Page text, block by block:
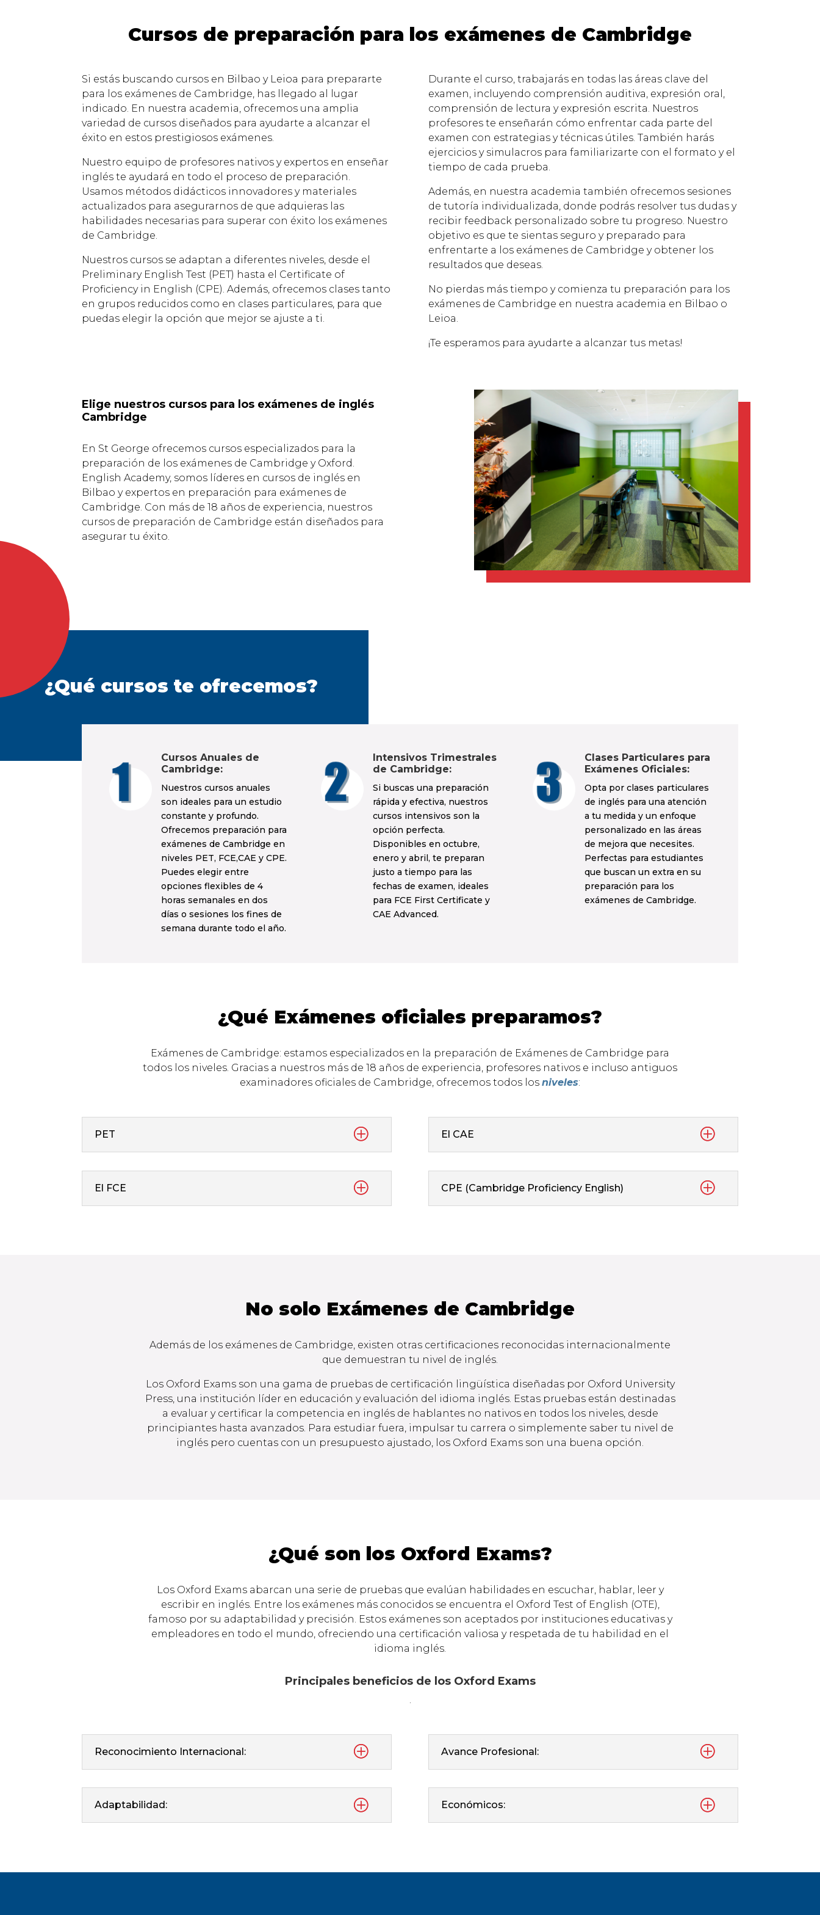
Cursos de preparación para los exámenes de Cambridge
Si estás buscando cursos en Bilbao y Leioa para prepararte
para los exámenes de Cambridge, has llegado al lugar
indicado. En nuestra academia, ofrecemos una amplia
variedad de cursos diseñados para ayudarte a alcanzar el
éxito en estos prestigiosos exámenes.
Nuestro equipo de profesores nativos y expertos en enseñar
inglés te ayudará en todo el proceso de preparación.
Usamos métodos didácticos innovadores y materiales
actualizados para asegurarnos de que adquieras las
habilidades necesarias para superar con éxito los exámenes
de Cambridge.
Nuestros cursos se adaptan a diferentes niveles, desde el
Preliminary English Test (PET) hasta el Certificate of
Proficiency in English (CPE). Además, ofrecemos clases tanto
en grupos reducidos como en clases particulares, para que
puedas elegir la opción que mejor se ajuste a ti.
Durante el curso, trabajarás en todas las áreas clave del
examen, incluyendo comprensión auditiva, expresión oral,
comprensión de lectura y expresión escrita. Nuestros
profesores te enseñarán cómo enfrentar cada parte del
examen con estrategias y técnicas útiles. También harás
ejercicios y simulacros para familiarizarte con el formato y el
tiempo de cada prueba.
Además, en nuestra academia también ofrecemos sesiones
de tutoría individualizada, donde podrás resolver tus dudas y
recibir feedback personalizado sobre tu progreso. Nuestro
objetivo es que te sientas seguro y preparado para
enfrentarte a los exámenes de Cambridge y obtener los
resultados que deseas.
No pierdas más tiempo y comienza tu preparación para los
exámenes de Cambridge en nuestra academia en Bilbao o
Leioa.
¡Te esperamos para ayudarte a alcanzar tus metas!
Elige nuestros cursos para los exámenes de inglés
Cambridge
En St George ofrecemos cursos especializados para la
preparación de los exámenes de Cambridge y Oxford.
English Academy, somos líderes en cursos de inglés en
Bilbao y expertos en preparación para exámenes de
Cambridge. Con más de 18 años de experiencia, nuestros
cursos de preparación de Cambridge están diseñados para
asegurar tu éxito.
¿Qué cursos te ofrecemos?
Cursos Anuales de
Cambridge:
Nuestros cursos anuales
son ideales para un estudio
constante y profundo.
Ofrecemos preparación para
exámenes de Cambridge en
niveles PET, FCE,CAE y CPE.
Puedes elegir entre
opciones flexibles de 4
horas semanales en dos
días o sesiones los fines de
semana durante todo el año.
Intensivos Trimestrales
de Cambridge:
Si buscas una preparación
rápida y efectiva, nuestros
cursos intensivos son la
opción perfecta.
Disponibles en octubre,
enero y abril, te preparan
justo a tiempo para las
fechas de examen, ideales
para FCE First Certificate y
CAE Advanced.
Clases Particulares para
Exámenes Oficiales:
Opta por clases particulares
de inglés para una atención
a tu medida y un enfoque
personalizado en las áreas
de mejora que necesites.
Perfectas para estudiantes
que buscan un extra en su
preparación para los
exámenes de Cambridge.
¿Qué Exámenes oficiales preparamos?
Exámenes de Cambridge: estamos especializados en la preparación de Exámenes de Cambridge para
todos los niveles. Gracias a nuestros más de 18 años de experiencia, profesores nativos e incluso antiguos
examinadores oficiales de Cambridge, ofrecemos todos los niveles:
PET
El FCE
El CAE
CPE (Cambridge Proficiency English)
No solo Exámenes de Cambridge
Además de los exámenes de Cambridge, existen otras certificaciones reconocidas internacionalmente
que demuestran tu nivel de inglés.
Los Oxford Exams son una gama de pruebas de certificación lingüística diseñadas por Oxford University
Press, una institución líder en educación y evaluación del idioma inglés. Estas pruebas están destinadas
a evaluar y certificar la competencia en inglés de hablantes no nativos en todos los niveles, desde
principiantes hasta avanzados. Para estudiar fuera, impulsar tu carrera o simplemente saber tu nivel de
inglés pero cuentas con un presupuesto ajustado, los Oxford Exams son una buena opción.
¿Qué son los Oxford Exams?
Los Oxford Exams abarcan una serie de pruebas que evalúan habilidades en escuchar, hablar, leer y
escribir en inglés. Entre los exámenes más conocidos se encuentra el Oxford Test of English (OTE),
famoso por su adaptabilidad y precisión. Estos exámenes son aceptados por instituciones educativas y
empleadores en todo el mundo, ofreciendo una certificación valiosa y respetada de tu habilidad en el
idioma inglés.
Principales beneficios de los Oxford Exams
.
Reconocimiento Internacional:
Adaptabilidad:
Avance Profesional:
Económicos: